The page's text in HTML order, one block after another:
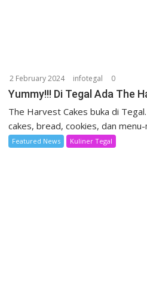
2 February 2024 infotegal 0
Yummy!!! Di Tegal Ada The
The Harvest Cakes buka di
cakes, bread, cookies, dan
Featured News Kuliner Tegal